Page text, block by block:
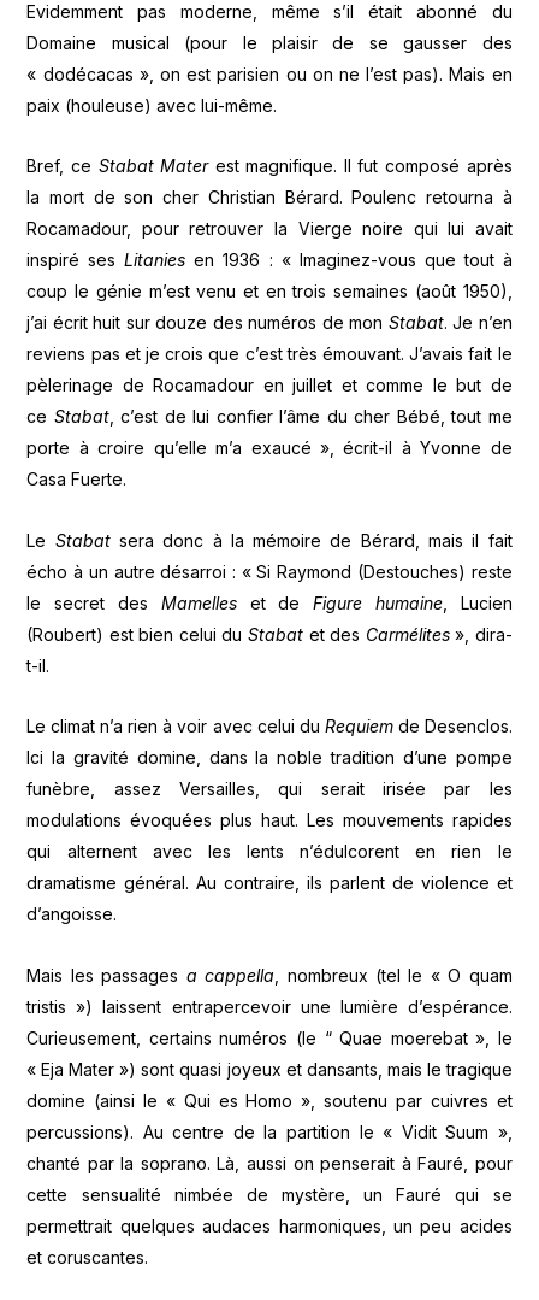
Evidemment pas moderne, même s’il était abonné du
Domaine musical (pour le plaisir de se gausser des
« dodécacas », on est parisien ou on ne l’est pas). Mais en
paix (houleuse) avec lui-même.
Bref, ce Stabat Materest magnifique. Il fut composé après
la mort de son cher Christian Bérard. Poulenc retourna à
Rocamadour, pour retrouver la Vierge noire qui lui avait
inspiré sesLitanies en 1936 : « Imaginez-vous que tout à
coup le génie m’est venu et en trois semaines (août 1950),
j’ai écrit huit sur douze des numéros de mon Stabat. Je n’en
reviens pas et je crois que c’est très émouvant. J’avais fait le
pèlerinage de Rocamadour en juillet et comme le but de
ce Stabat, c’est de lui confier l’âme du cher Bébé, tout me
porte à croire qu’elle m’a exaucé », écrit-il à Yvonne de
Casa Fuerte.
Le Stabatsera donc à la mémoire de Bérard, mais il fait
écho à un autre désarroi : « Si Raymond (Destouches) reste
le secret des Mamelleset deFigure humaine, Lucien
(Roubert) est bien celui du Stabat et des Carmélites», dira-
t-il.
Le climat n’a rien à voir avec celui du Requiemde Desenclos.
Ici la gravité domine, dans la noble tradition d’une pompe
funèbre, assez Versailles, qui serait irisée par les
modulations évoquées plus haut. Les mouvements rapides
qui alternent avec les lents n’édulcorent en rien le
dramatisme général. Au contraire, ils parlent de violence et
d’angoisse.
Mais les passages a cappella , nombreux (tel le « O quam
tristis ») laissent entrapercevoir une lumière d’espérance.
Curieusement, certains numéros (le “ Quae moerebat », le
« Eja Mater ») sont quasi joyeux et dansants, mais le tragique
domine (ainsi le « Qui es Homo », soutenu par cuivres et
percussions). Au centre de la partition le « Vidit Suum »,
chanté par la soprano. Là, aussi on penserait à Fauré, pour
cette sensualité nimbée de mystère, un Fauré qui se
permettrait quelques audaces harmoniques, un peu acides
et coruscantes.